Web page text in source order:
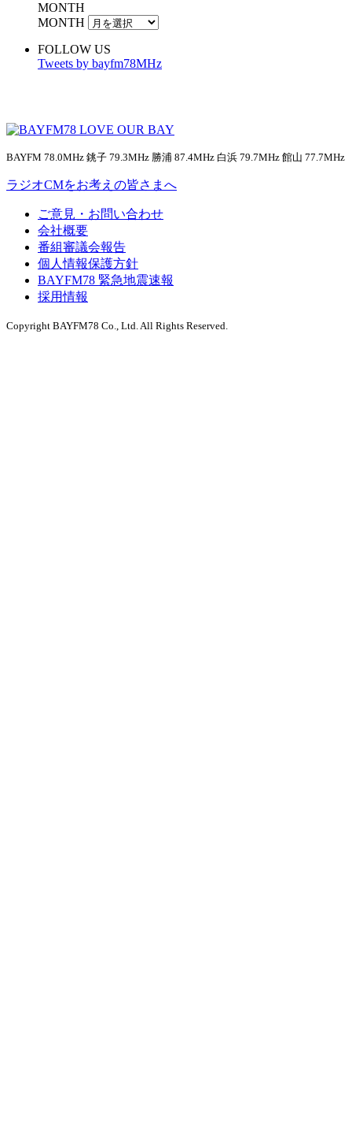
MONTH
MONTH
FOLLOW US
Tweets by bayfm78MHz
BAYFM 78.0MHz 銚子 79.3MHz 勝浦 87.4MHz 白浜 79.7MHz 館山 77.7MHz
ラジオCMをお考えの皆さまへ
ご意見・お問い合わせ
会社概要
番組審議会報告
個人情報保護方針
BAYFM78 緊急地震速報
採用情報
Copyright BAYFM78 Co., Ltd. All Rights Reserved.